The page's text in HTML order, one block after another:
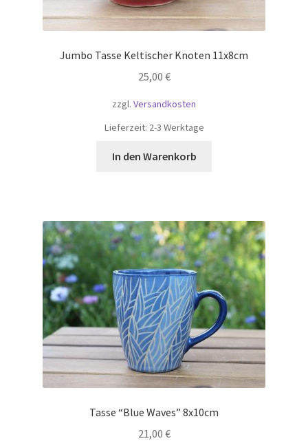
Jumbo Tasse Keltischer Knoten 11x8cm
25,00 €
zzgl. Versandkosten
Lieferzeit: 2-3 Werktage
In den Warenkorb
Tasse “Blue Waves” 8x10cm
21,00 €